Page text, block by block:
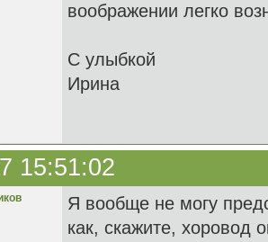
воображении легко
С улыбкой
Ирина
15:51:02
Я вообще не могу
как, скажите, хоровод